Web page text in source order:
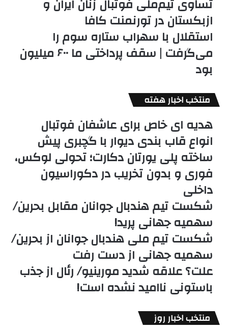
تساوی تیم‌ملی فوتبال زنان ایران و
ازبکستان در تورنمنت کافا
استقلال با سهراب ستاره سوم را
می‌گرفت | سقف پرداختی ما ۶۰۰ میلیون
بود
منتخب اخبار هفته
هدیه ای خاص برای عاشفان فوتبال
انواع قاب بندی دیوار با گچبری پیش
ساخته پلی یورتان دکارت؛ تحولی لوکس،
فوری و بدون تخریب در دکوراسیون
داخلی
شکست تیم هندبال جوانان مقابل بحرین/
سهمیه جهانی پرید!
شکست تیم ملی هندبال جوانان از بحرین/
سهمیه جهانی از دست رفت
علت؟ علاقه شدید مورینیو/ رئال از جذب
باستونی ناامید نشده است!
منتخب اخبار روز